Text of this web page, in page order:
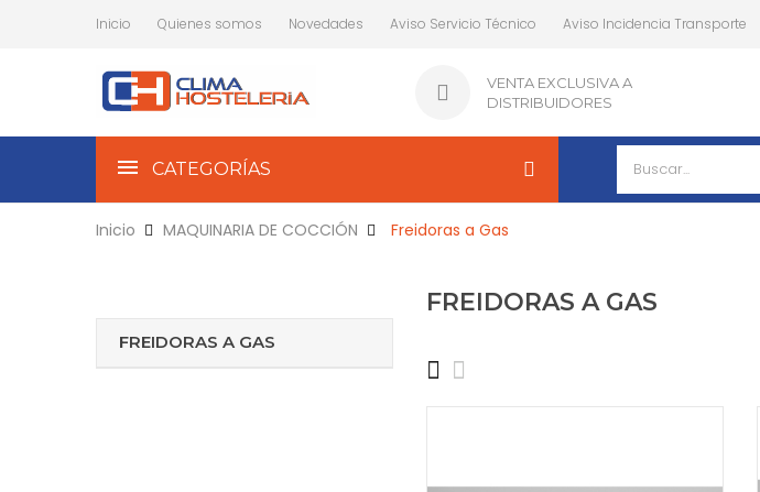
Inicio Quienes somos Novedades Aviso Servicio Técnico Aviso Incidencia Transporte
VENTA EXCLUSIVA A
DISTRIBUIDORES
CATEGORÍAS
Inicio MAQUINARIA DE COCCIÓN Freidoras a Gas
FREIDORAS A GAS
FREIDORAS A GAS